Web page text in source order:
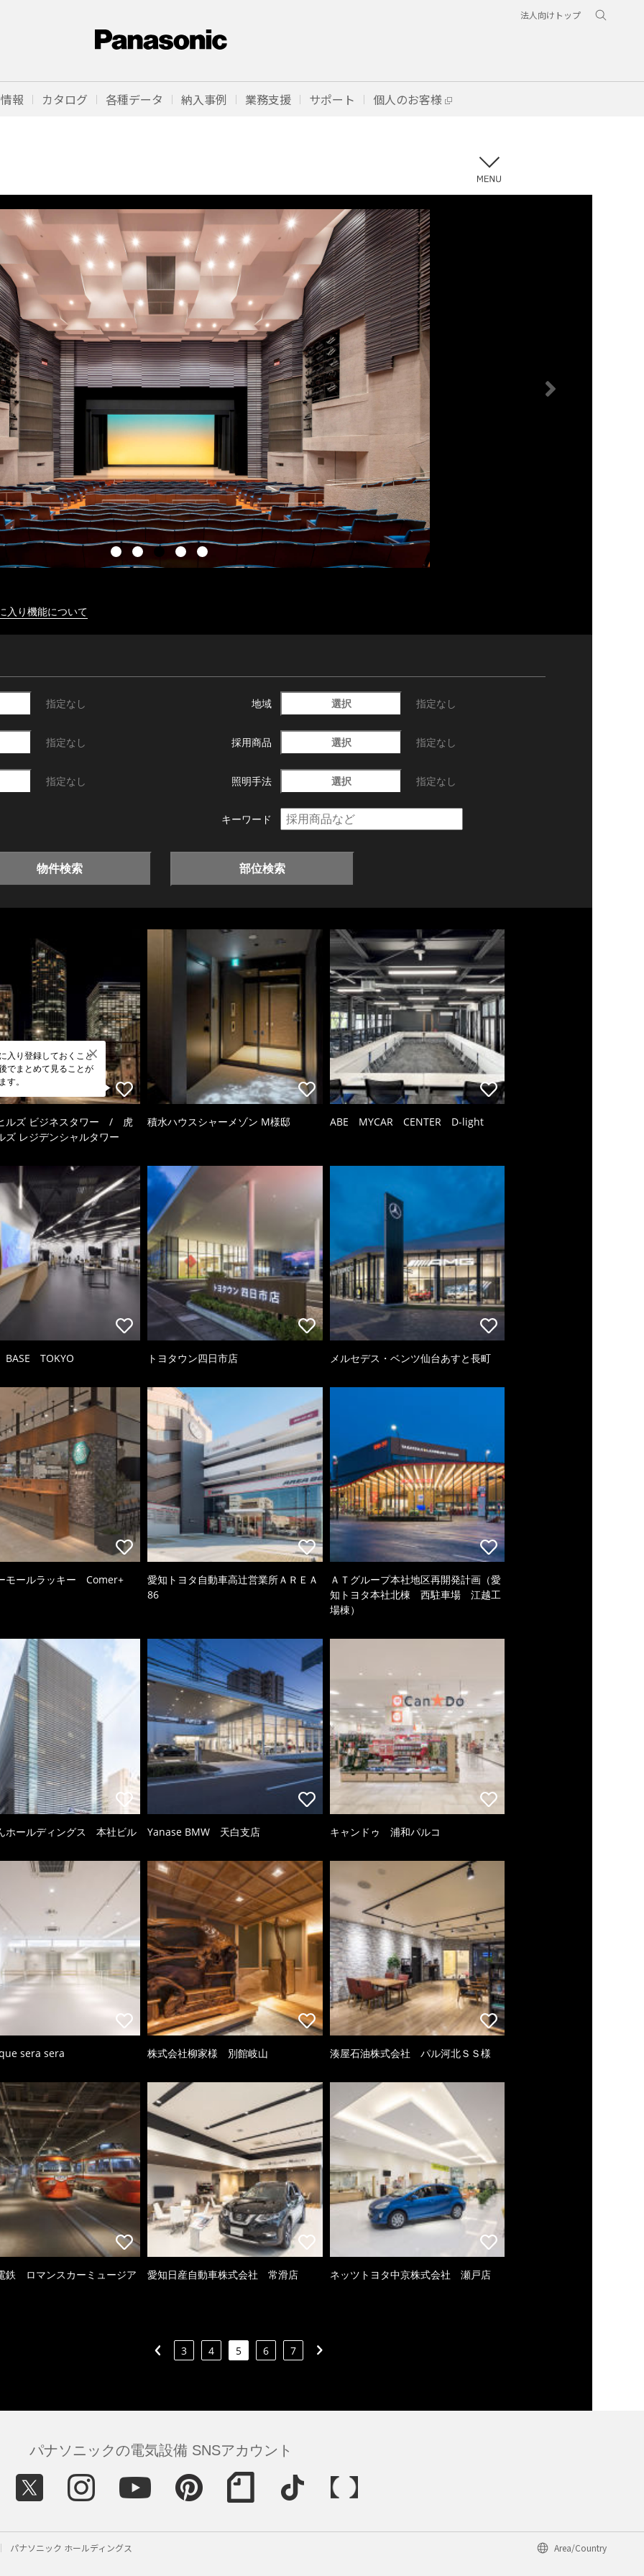
法人向けトップ
報 カタログ 各種データ 納入事例 業務支援 サポート 個人のお客様
入り機能について
指定なし 地域 選択 指定なし
指定なし 採用商品 選択 指定なし
指定なし 照明手法 選択 指定なし
キーワード
物件検索 部位検索
入り登録しておくこと
でまとめて見ることが
す。
ルズ ビジネスタワー / 虎
ズ レジデンシャルタワー
積水ハウスシャーメゾン M様邸 ABE MYCAR CENTER D-light
TOKYO トヨタウン四日市店 メルセデス・ベンツ仙台あすと長町
モールラッキー Comer+
愛知トヨタ自動車高辻営業所ＡＲＥＡ
86
ＡＴグループ本社地区再開発計画（愛
知トヨタ本社北棟 西駐車場 江越工
場棟）
ホールディングス 本社ビル Yanase BMW 天白支店 キャンドゥ 浦和パルコ
sera sera 株式会社柳家様 別館岐山 湊屋石油株式会社 パル河北ＳＳ様
鉄 ロマンスカーミュージア 愛知日産自動車株式会社 常滑店 ネッツトヨタ中京株式会社 瀬戸店
3 4 5 6 7
パナソニックの電気設備 SNSアカウント
パナソニック ホールディングス Area/Country